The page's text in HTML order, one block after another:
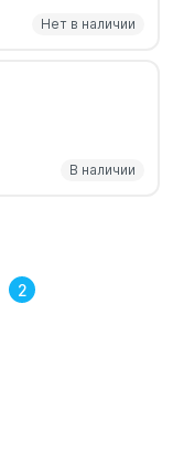
Нет в наличии
В наличии
2